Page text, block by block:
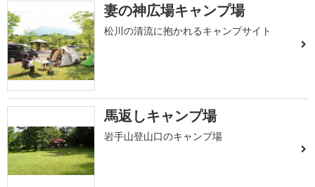
妻の神広場キャンプ場
松川の清流に抱かれるキャンプサイト
馬返しキャンプ場
岩手山登山口のキャンプ場